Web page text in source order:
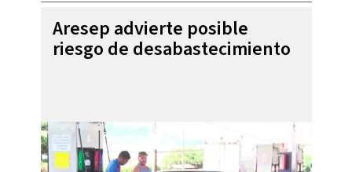
Aresep advierte posible
riesgo de desabastecimiento